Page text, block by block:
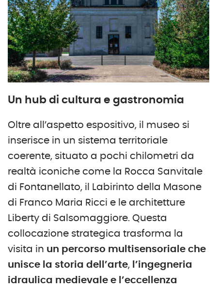
Un hub di cultura e gastronomia
Oltre all’aspetto espositivo, il museo si
inserisce in un sistema territoriale
coerente, situato a pochi chilometri da
realtà iconiche come la Rocca Sanvitale
di Fontanellato, il Labirinto della Masone
di Franco Maria Ricci e le architetture
Liberty di Salsomaggiore. Questa
collocazione strategica trasforma la
visita in un percorso multisensoriale che
unisce la storia dell’arte, l’ingegneria
idraulica medievale e l’eccellenza